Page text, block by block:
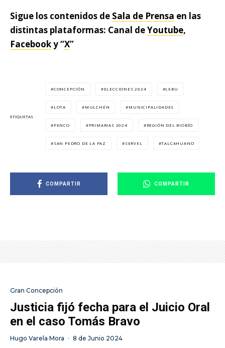
Sigue los contenidos de Sala de Prensa en las
distintas plataformas: Canal deYoutube,
Facebooky “X”
ETIQUETAS
CONCEPCIÓN ELECCIONES 2024 LEBU
LOTA MULCHÉN MUNICIPALIDADES
PENCO PRIMARIAS 2024 REGIÓN DEL BIOBÍO
SAN PEDRO DE LA PAZ SERVEL TALCAHUANO
COMPARTIR COMPARTIR
Gran Concepción
Justicia fijó fecha para el Juicio Oral
en el caso Tomás Bravo
Hugo Varela Mora · 8 de Junio 2024